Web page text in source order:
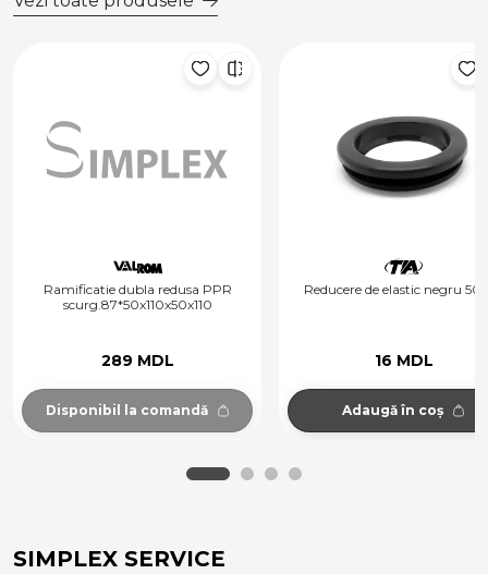
Ramificatie dubla redusa PPR
scurg.87*50x110x50x110
289 MDL
Disponibil la comandă
Reducere de elastic negru 50/
16 MDL
Adaugă în coș
SIMPLEX SERVICE